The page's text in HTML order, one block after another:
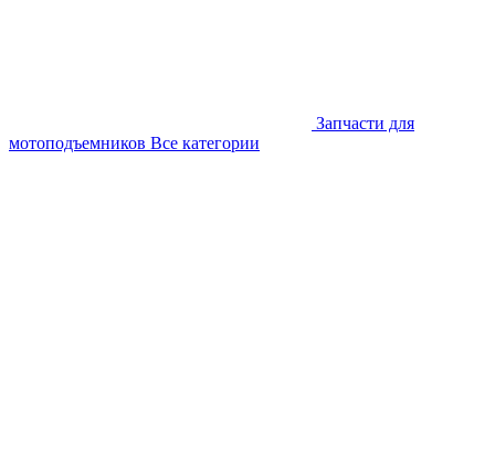
Запчасти для
мотоподъемников Все категории